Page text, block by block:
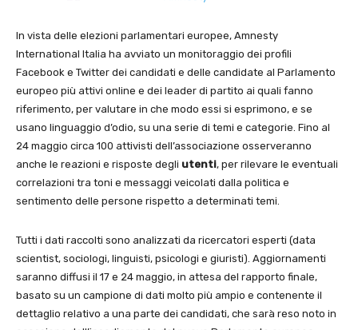
In vista delle elezioni parlamentari europee, Amnesty
International Italia ha avviato un monitoraggio dei profili
Facebook e Twitter dei candidati e delle candidate al Parlamento
europeo più attivi online e dei leader di partito ai quali fanno
riferimento, per valutare in che modo essi si esprimono, e se
usano linguaggio d’odio, su una serie di temi e categorie. Fino al
24 maggio circa 100 attivisti dell’associazione osserveranno
anche le reazioni e risposte degli utenti, per rilevare le eventuali
correlazioni tra toni e messaggi veicolati dalla politica e
sentimento delle persone rispetto a determinati temi.
Tutti i dati raccolti sono analizzati da ricercatori esperti (data
scientist, sociologi, linguisti, psicologi e giuristi). Aggiornamenti
saranno diffusi il 17 e 24 maggio, in attesa del rapporto finale,
basato su un campione di dati molto più ampio e contenente il
dettaglio relativo a una parte dei candidati, che sarà reso noto in